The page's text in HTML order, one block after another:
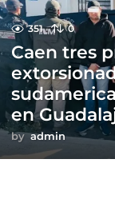
351 0
Caen tres
en
by admin